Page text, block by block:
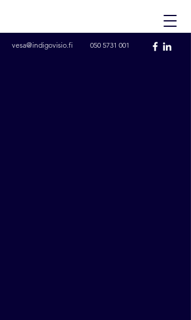
vesa@indigovisio.fi 050 5731 001